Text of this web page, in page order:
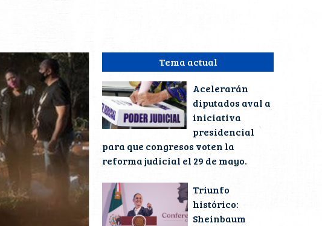
Tema actual
Acelerarán
diputados aval a
iniciativa
presidencial
para que congresos voten la
reforma judicial el 29 de mayo.
Triunfo
histórico:
Sheinbaum